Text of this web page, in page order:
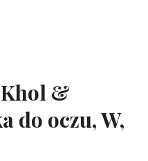
&
do oczu, W,